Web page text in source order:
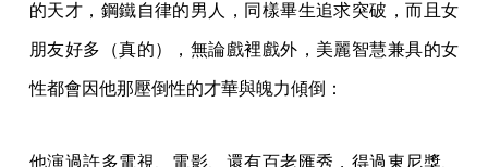
的天才，鋼鐵自律的男人，同樣畢生追求突破，而且女
朋友好多（真的），無論戲裡戲外，美麗智慧兼具的女
性都會因他那壓倒性的才華與魄力傾倒：
他演過許多電視、電影、還有百老匯秀，得過東尼獎、